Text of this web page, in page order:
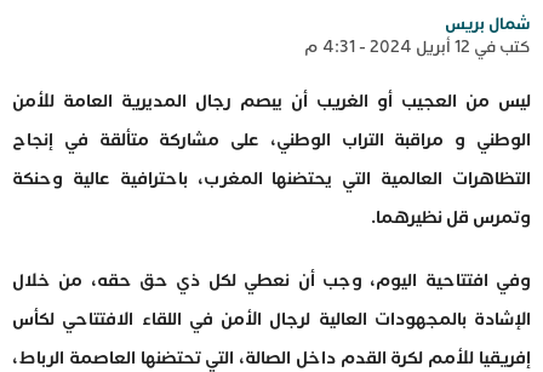
شمال بريس
كتب في 12 أبريل 2024 - 4:31 م
ليس من العجيب أو الغريب أن يبصم رجال المديرية العامة للأمن
الوطني و مراقبة التراب الوطني، على مشاركة متألقة في إنجاح
التظاهرات العالمية التي يحتضنها المغرب، باحترافية عالية وحنكة
وتمرس قل نظيرهما.
وفي افتتاحية اليوم، وجب أن نعطي لكل ذي حق حقه، من خلال
الإشادة بالمجهودات العالية لرجال الأمن في اللقاء الافتتاحي لكأس
إفريقيا للأمم لكرة القدم داخل الصالة، التي تحتضنها العاصمة الرباط،